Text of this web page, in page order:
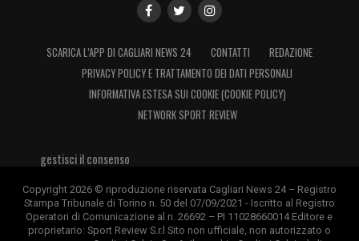
SCARICA L’APP DI CAGLIARI NEWS 24 CONTATTI
REDAZIONE
PRIVACY POLICY E TRATTAMENTO DEI DATI PERSONALI
INFORMATIVA ESTESA SUI COOKIE (COOKIE POLICY)
NETWORK SPORT REVIEW
gestisci il consenso
Copyright 2026 © riproduzione riservata Cagliari News 24 – Registro
Stampa Tribunale di Torino n. 50 del 07/09/2021 - Iscritto al Registro
Operatori di Comunicazione al n. 26692 – PI 11028660014 Editore e
proprietario: Sport Review S.r.l Sito non ufficiale, non autorizzato o